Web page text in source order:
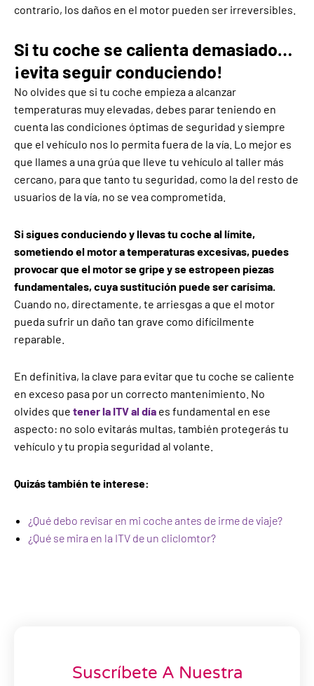
contrario, los daños en el motor pueden ser irreversibles.
Si tu coche se calienta demasiado…
¡evita seguir conduciendo!
No olvides que si tu coche empieza a alcanzar
temperaturas muy elevadas, debes parar teniendo en
cuenta las condiciones óptimas de seguridad y siempre
que el vehículo nos lo permita fuera de la vía. Lo mejor es
que llames a una grúa que lleve tu vehículo al taller más
cercano, para que tanto tu seguridad, como la del resto de
usuarios de la vía, no se vea comprometida.
Si sigues conduciendo y llevas tu coche al límite,
sometiendo el motor a temperaturas excesivas, puedes
provocar que el motor se gripe y se estropeen piezas
fundamentales, cuya sustitución puede ser carísima.
Cuando no, directamente, te arriesgas a que el motor
pueda sufrir un daño tan grave como difícilmente
reparable.
En definitiva, la clave para evitar que tu coche se caliente
en exceso pasa por un correcto mantenimiento. No
olvides que tener la ITV al día es fundamental en ese
aspecto: no solo evitarás multas, también protegerás tu
vehículo y tu propia seguridad al volante.
Quizás también te interese:
¿Qué debo revisar en mi coche antes de irme de viaje?
¿Qué se mira en la ITV de un cliclomtor?
Suscríbete A Nuestra